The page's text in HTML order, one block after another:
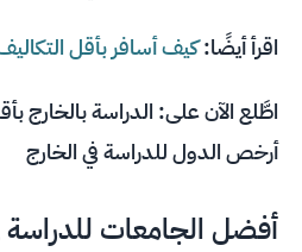
اقرأ أيضًا:كيف أسافر بأقل
اطَّلع الآن على: الدراسة بالخارج
أرخص الدول للدراسة في الخارج
أفضل الجامعات